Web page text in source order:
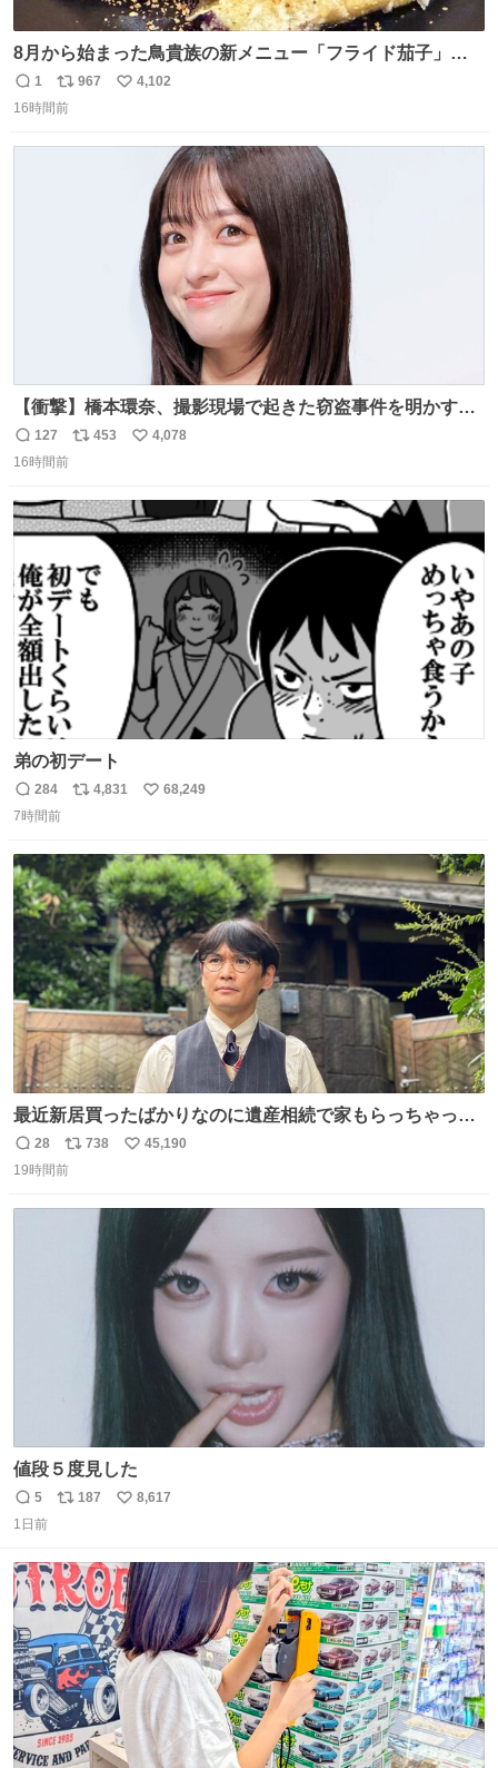
8月から始まった鳥貴族の新メニュー「フライド茄子」が
うますぎでした 信じて……
返
信
1
リ
ポ
967
い
4,102
16時間前
【衝撃】橋本環奈、撮影現場で起きた窃盗事件を明かす
「警察が来てました」 news.livedoor.com/article/detail…
橋本は「撮影現場で照明さんのケーブルが盗まれて…。廃
述懐。専門家も「銅の価値が上がってるんですよね…」と
反応した。
返
信
127
リ
ト
数
453
い
数
4,078
16時間前
弟の初デート
返
信
284
リ
ト
数
4,831
い
数
68,249
7時間前
最近新居買ったばかりなのに遺産相続で家もらっちゃった
長男
返
信
28
リ
ポ
738
い
数
45,190
19時間前
値段５度見した
返
信
5
リ
ト
数
187
い
数
8,617
1日前